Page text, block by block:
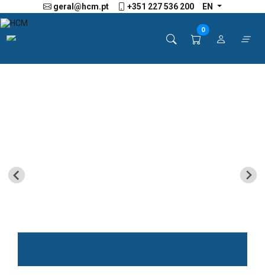
geral@hcm.pt +351 227 536 200 EN
0